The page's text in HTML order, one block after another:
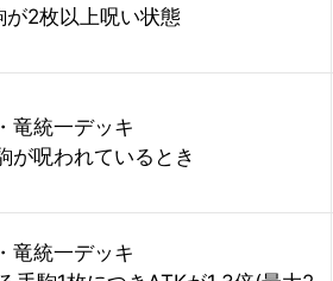
が2枚以上呪い状態
・竜統一デッキ
が呪われているとき
・竜統一デッキ